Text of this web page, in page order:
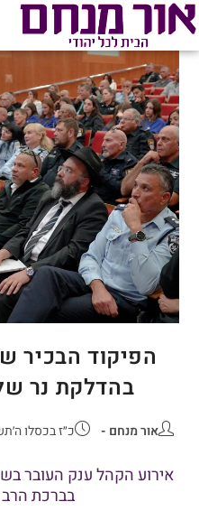
לתוכן
הפיקוד
בהדלקת נר
אור מנחם כ״ז בכסלו
בברכת